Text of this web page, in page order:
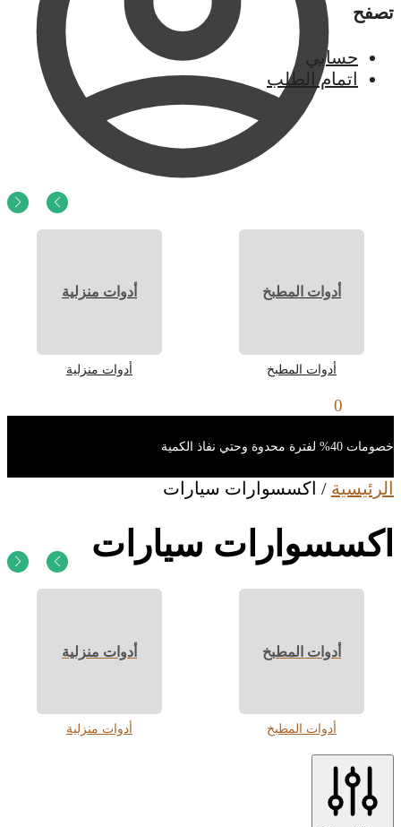
تصفح
حسابي
اتمام الطلب
أدوات المطبخ
أدوات المطبخ
أدوات منزلية
أدوات منزلية
0
خصومات 40% لفترة محدوة وحتي نفاذ الكمية
الرئيسية / اكسسوارات سيارات
اكسسوارات سيارات
أدوات المطبخ
أدوات المطبخ
أدوات منزلية
أدوات منزلية